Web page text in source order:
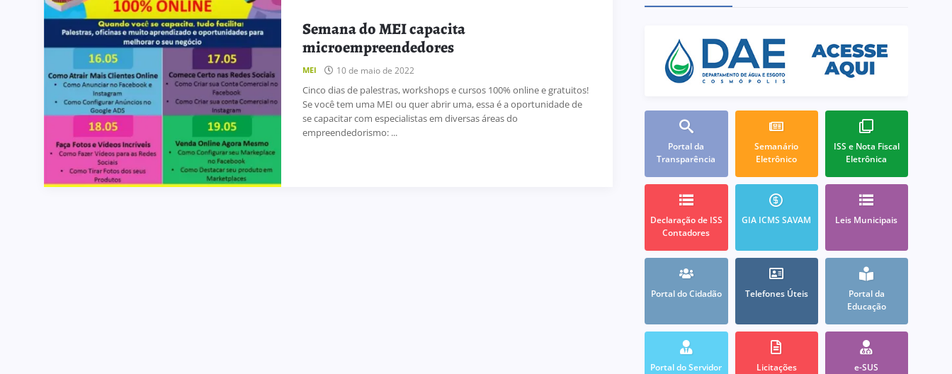
Semana do MEI capacita
microempreendedores
MEI 10 de maio de 2022
Cinco dias de palestras, workshops e cursos 100% online e gratuitos!
Se você tem uma MEI ou quer abrir uma, essa é a oportunidade de
se capacitar com especialistas em diversas áreas do
empreendedorismo: ...
Portal da
Transparência
Semanário
Eletrônico
ISS e Nota Fiscal
Eletrônica
Declaração de ISS
Contadores
GIA ICMS SAVAM Leis Municipais
Portal do Cidadão Telefones Úteis
Portal da
Educação
Portal do Servidor Licitações e-SUS